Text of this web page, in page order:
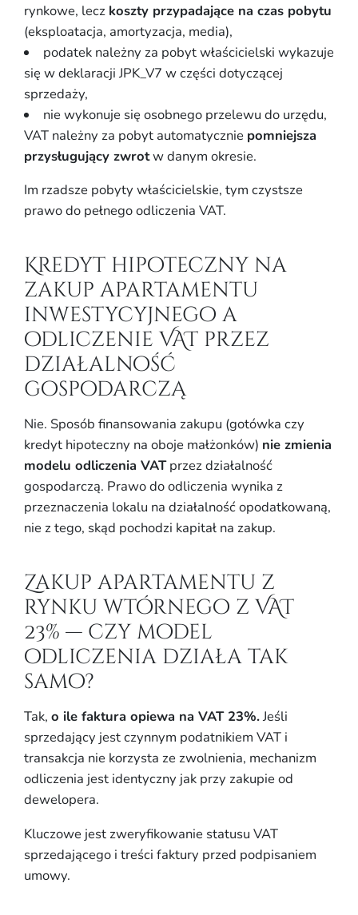
rynkowe, lecz koszty przypadające na czas pobytu
(eksploatacja, amortyzacja, media),
podatek należny za pobyt właścicielski wykazuje
się w deklaracji JPK_V7 w części dotyczącej
sprzedaży,
nie wykonuje się osobnego przelewu do urzędu,
VAT należny za pobyt automatycznie pomniejsza
przysługujący zwrotw danym okresie.
Im rzadsze pobyty właścicielskie, tym czystsze
prawo do pełnego odliczenia VAT.
Kredyt hipoteczny na
zakup apartamentu
inwestycyjnego a
odliczenie VAT przez
działalność
gospodarczą
Nie. Sposób finansowania zakupu (gotówka czy
kredyt hipoteczny na oboje małżonków) nie zmienia
modelu odliczenia VATprzez działalność
gospodarczą. Prawo do odliczenia wynika z
przeznaczenia lokalu na działalność opodatkowaną,
nie z tego, skąd pochodzi kapitał na zakup.
Zakup apartamentu z
rynku wtórnego z VAT
23% — czy model
odliczenia działa tak
samo?
Tak, o ile faktura opiewa na VAT 23%.Jeśli
sprzedający jest czynnym podatnikiem VAT i
transakcja nie korzysta ze zwolnienia, mechanizm
odliczenia jest identyczny jak przy zakupie od
dewelopera.
Kluczowe jest zweryfikowanie statusu VAT
sprzedającego i treści faktury przed podpisaniem
umowy.